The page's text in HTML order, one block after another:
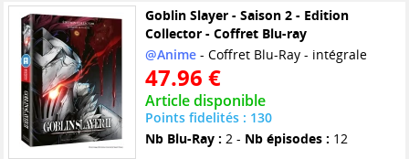
Goblin Slayer - Saison 2 - Edition
Collector - Coffret Blu-ray
@Anime- Coffret Blu-Ray - intégrale
47.96 €
Article disponible
Points fidelités : 130
Nb Blu-Ray : 2 - Nb épisodes : 12